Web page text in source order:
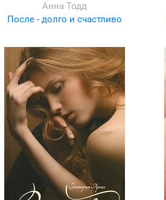
Анна Тодд
После - долго и счастливо